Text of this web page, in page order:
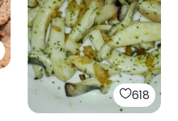
618